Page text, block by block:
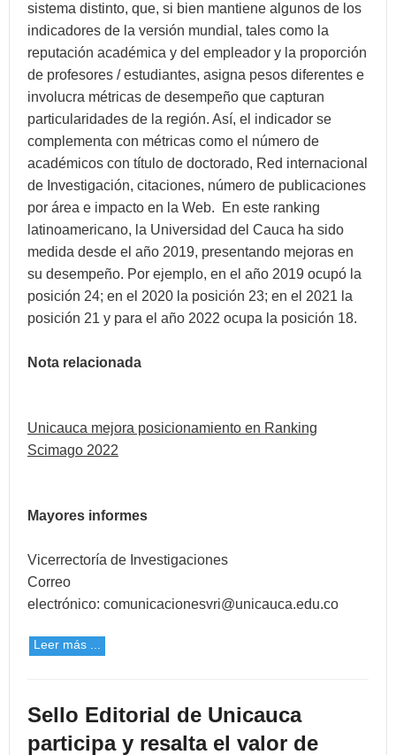
sistema distinto, que, si bien mantiene algunos de los
indicadores de la versión mundial, tales como la
reputación académica y del empleador y la proporción
de profesores / estudiantes, asigna pesos diferentes e
involucra métricas de desempeño que capturan
particularidades de la región. Así, el indicador se
complementa con métricas como el número de
académicos con título de doctorado, Red internacional
de Investigación, citaciones, número de publicaciones
por área e impacto en la Web. En este ranking
latinoamericano, la Universidad del Cauca ha sido
medida desde el año 2019, presentando mejoras en
su desempeño. Por ejemplo, en el año 2019 ocupó la
posición 24; en el 2020 la posición 23; en el 2021 la
posición 21 y para el año 2022 ocupa la posición 18.
Nota relacionada
Unicauca mejora posicionamiento en Ranking
Scimago 2022
Mayores informes
Vicerrectoría de Investigaciones
Correo
electrónico: comunicacionesvri@unicauca.edu.co
Leer más ...
Sello Editorial de Unicauca
participa y resalta el valor de